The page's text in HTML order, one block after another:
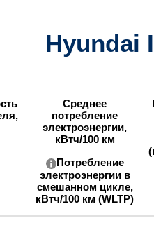
Hyundai
Среднее
потребление
электроэнергии,
кВтч/100 км
Потребление
электроэнергии в
смешанном цикле,
кВтч/100 км (WLTP)